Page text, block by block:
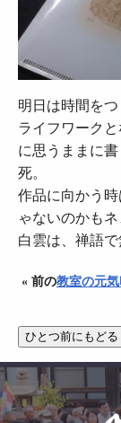
明日は時間をつ
ライフワーク
に思うままに
死。
作品に向かう
ゃないのかもネ
白雲は、禅語で
« 前の教室の元